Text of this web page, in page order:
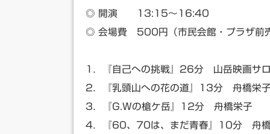
◎ 開演 13:15～16:40
◎ 会場費 500円（市民会館・プラザ前売
1．『自己への挑戦』26分 山岳映画サ
2．『乳頭山への花の道』13分 舟橋栄子
3．『G.Wの槍ケ岳』12分 舟橋栄子
4．『60、70は、まだ青春』10分 舟